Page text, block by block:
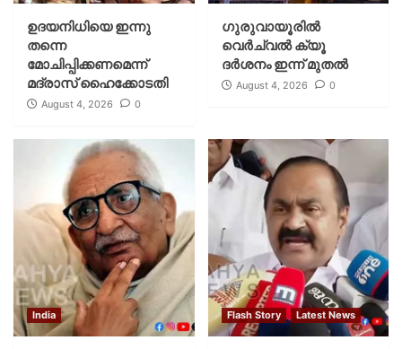
ഉദയനിധിയെ ഇന്നു
തന്നെ
മോചിപ്പിക്കണമെന്ന്
മദ്രാസ് ഹൈക്കോടതി
August 4, 2026 0
ഗുരുവായൂരില്‍
വെര്‍ച്വല്‍ ക്യൂ
ദര്‍ശനം ഇന്ന് മുതല്‍
August 4, 2026 0
India Flash Story Latest News